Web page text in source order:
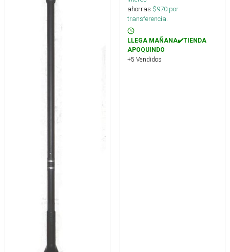
ahorras $970 por
transferencia.
LLEGA MAÑANA✔️TIENDA
APOQUINDO
+5 Vendidos